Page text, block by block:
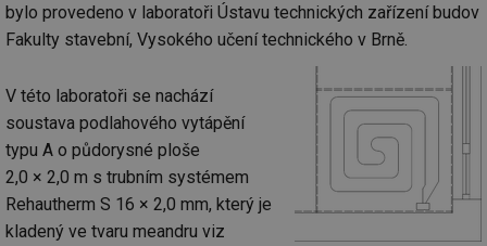
bylo provedeno v laboratoři Ústavu technických zařízení budov
Fakulty stavební, Vysokého učení technického v Brně.
V této laboratoři se nachází
soustava podlahového vytápění
typu A o půdorysné ploše
2,0 × 2,0 m s trubním systémem
Rehautherm S 16 × 2,0 mm, který je
kladený ve tvaru meandru viz